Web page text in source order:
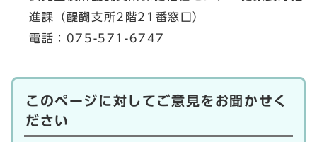
進課（醍醐支所2階21番窓口）
電話：075-571-6747
このページに対してご意見をお聞かせく
ださい